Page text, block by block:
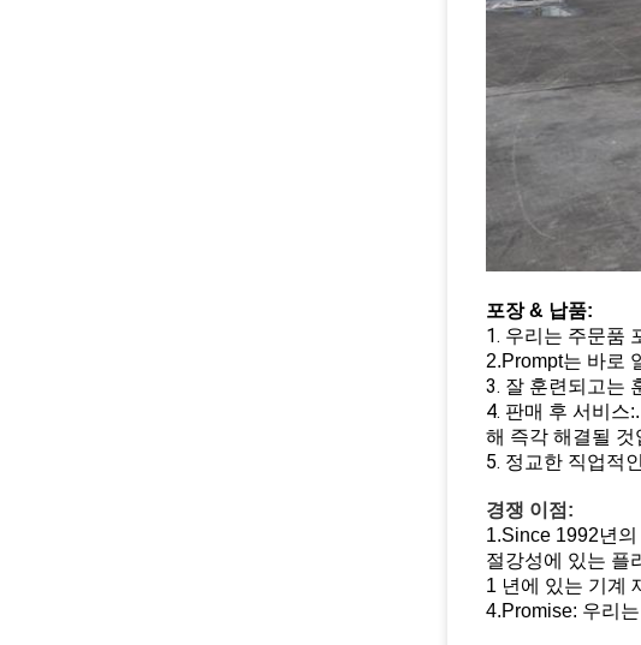
포장 & 납품:
1. 우리는 주문품
2.Prompt는 바로
3. 잘 훈련되고는
4. 판매 후 서비스
해 즉각 해결될 것
5. 정교한 직업적
경쟁 이점:
1.Since 1992년
절강성에 있는 플
1 년에 있는 기계
4.Promise: 우리